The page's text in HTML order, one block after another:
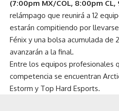
(7:00pm MX/COL, 8:00pm CL,
relámpago que reunirá a 12
estarán compitiendo por
Fénix y una bolsa acumulada de
avanzarán a la final.
Entre los equipos profesionales
competencia se encuentran
Estorm y Top Hard Esports.